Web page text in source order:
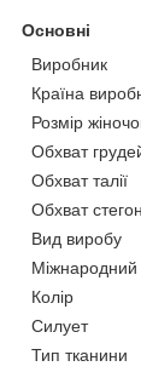
Основні
Виробник
Країна
Розмір
Обхват
Обхват талії
Обхват стегон
Вид виробу
Міжнародний
Колір
Силует
Тип тканини